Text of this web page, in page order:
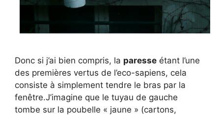
Donc si j’ai bien compris, la paresse étant l’une
des premières vertus de l’eco-sapiens, cela
consiste à simplement tendre le bras par la
fenêtre.J’imagine que le tuyau de gauche
tombe sur la poubelle « jaune » (cartons,